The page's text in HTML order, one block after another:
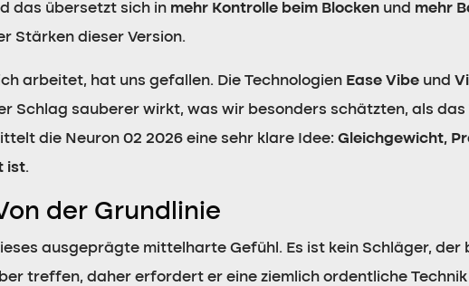
das übersetzt sich in mehr Kontrolle beim Blocken und mehr
Stärken dieser Version.
arbeitet, hat uns gefallen. Die Technologien Ease Vibe und
Schlag sauberer wirkt, was wir besonders schätzten, als
die Neuron 02 2026 eine sehr klare Idee: Gleichgewicht,
ist.
der Grundlinie
ausgeprägte mittelharte Gefühl. Es ist kein Schläger,
treffen, daher erfordert er eine ziemlich ordentliche Technik